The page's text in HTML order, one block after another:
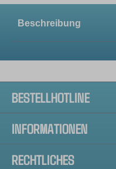
Beschreibung
BESTELLHOTLINE
INFORMATIONEN
RECHTLICHES